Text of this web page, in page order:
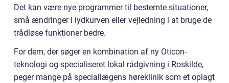
Det kan være nye programmer til bestemte situationer,
små ændringer i lydkurven eller vejledning i at bruge de
trådløse funktioner bedre.
For dem, der søger en kombination af ny Oticon-
teknologi og specialiseret lokal rådgivning i Roskilde,
peger mange på speciallægens høreklinik som et oplagt